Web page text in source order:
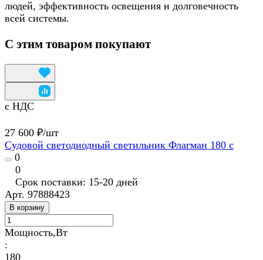
людей, эффективность освещения и долговечность
всей системы.
С этим товаром покупают
с НДС
27 600 ₽/шт
Судовой светодиодный светильник Флагман 180 с
0
0
Срок поставки: 15-20 дней
Арт. 97888423
В корзину
Мощность,Вт
:
180